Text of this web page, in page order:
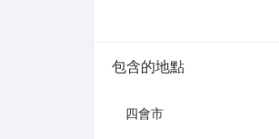
包含的地點
四會市